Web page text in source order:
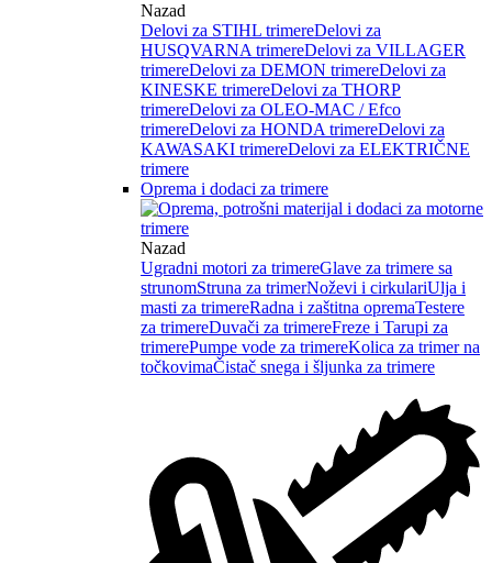
Nazad
Delovi za STIHL trimereDelovi za
HUSQVARNA trimereDelovi za VILLAGER
trimereDelovi za DEMON trimereDelovi za
KINESKE trimereDelovi za THORP
trimereDelovi za OLEO-MAC / Efco
trimereDelovi za HONDA trimereDelovi za
KAWASAKI trimereDelovi za ELEKTRIČNE
trimere
Oprema i dodaci za trimere
Nazad
Ugradni motori za trimereGlave za trimere sa
strunomStruna za trimerNoževi i cirkulariUlja i
masti za trimereRadna i zaštitna opremaTestere
za trimereDuvači za trimereFreze i Tarupi za
trimerePumpe vode za trimereKolica za trimer na
točkovimaČistač snega i šljunka za trimere